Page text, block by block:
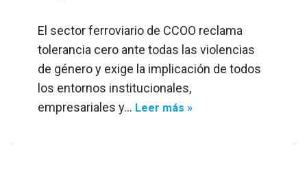
El sector ferroviario de CCOO reclama
tolerancia cero ante todas las violencias
de género y exige la implicación de todos
los entornos institucionales,
empresariales y… Leer más »